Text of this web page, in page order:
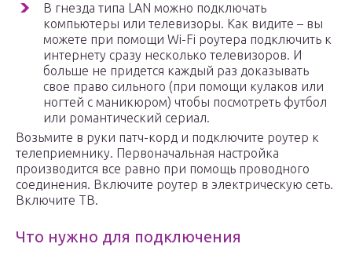
В гнезда типа LAN можно подключать
компьютеры или телевизоры. Как видите – вы
можете при помощи Wi-Fi роутера подключить к
интернету сразу несколько телевизоров. И
больше не придется каждый раз доказывать
свое право сильного (при помощи кулаков или
ногтей с маникюром) чтобы посмотреть футбол
или романтический сериал.
Возьмите в руки патч-корд и подключите роутер к
телеприемнику. Первоначальная настройка
производится все равно при помощь проводного
соединения. Включите роутер в электрическую сеть.
Включите ТВ.
Что нужно для подключения